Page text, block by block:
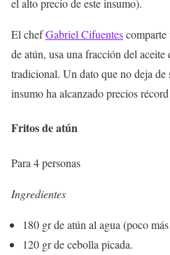
el alto precio de este insumo).
El chefGabriel Cifuentescomparte
de atún, usa una fracción del
tradicional. Un dato que no deja de
insumo ha alcanzado precios
Fritos de atún
Para 4 personas
Ingredientes
180 gr de atún al agua (poco
120 gr de cebolla picada.